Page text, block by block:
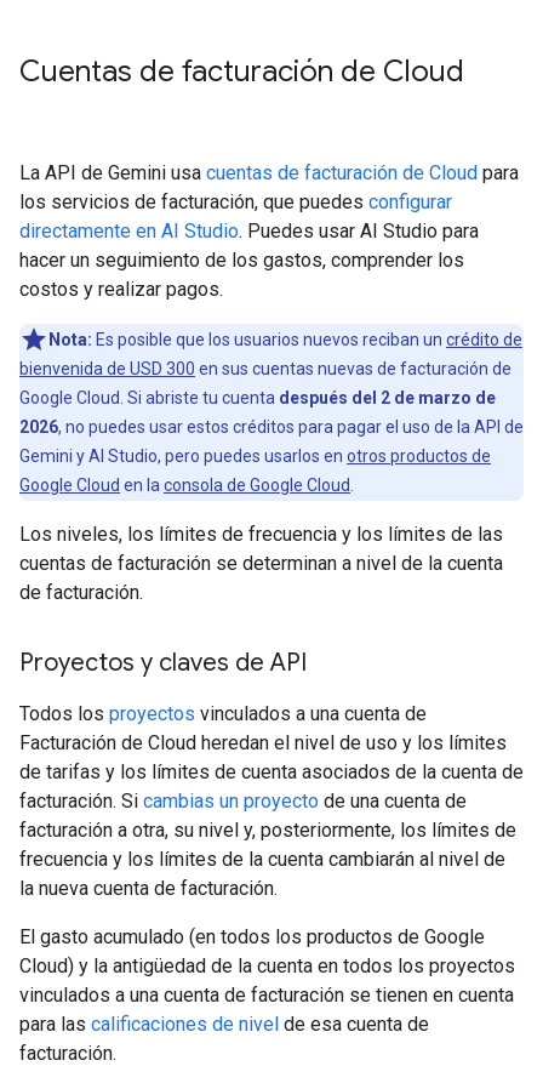
Cuentas de facturación de Cloud
La API de Gemini usa cuentas de facturación de Cloud para
los servicios de facturación, que puedes configurar
directamente en AI Studio. Puedes usar AI Studio para
hacer un seguimiento de los gastos, comprender los
costos y realizar pagos.
Nota: Es posible que los usuarios nuevos reciban un crédito de
bienvenida de USD 300 en sus cuentas nuevas de facturación de
Google Cloud. Si abriste tu cuenta después del 2 de marzo de
2026, no puedes usar estos créditos para pagar el uso de la API de
Gemini y AI Studio, pero puedes usarlos en otros productos de
Google Cloud en la consola de Google Cloud
Los niveles, los límites de frecuencia y los límites de las
cuentas de facturación se determinan a nivel de la cuenta
de facturación.
Proyectos y claves de API
Todos los proyectos vinculados a una cuenta de
Facturación de Cloud heredan el nivel de uso y los límites
de tarifas y los límites de cuenta asociados de la cuenta de
facturación. Si cambias un proyecto de una cuenta de
facturación a otra, su nivel y, posteriormente, los límites de
frecuencia y los límites de la cuenta cambiarán al nivel de
la nueva cuenta de facturación.
El gasto acumulado (en todos los productos de Google
Cloud) y la antigüedad de la cuenta en todos los proyectos
vinculados a una cuenta de facturación se tienen en cuenta
para las calificaciones de nivel de esa cuenta de
facturación.